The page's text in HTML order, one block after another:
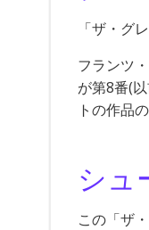
「ザ・グ
フランツ
が第8番(
トの作品
シュ
この「ザ